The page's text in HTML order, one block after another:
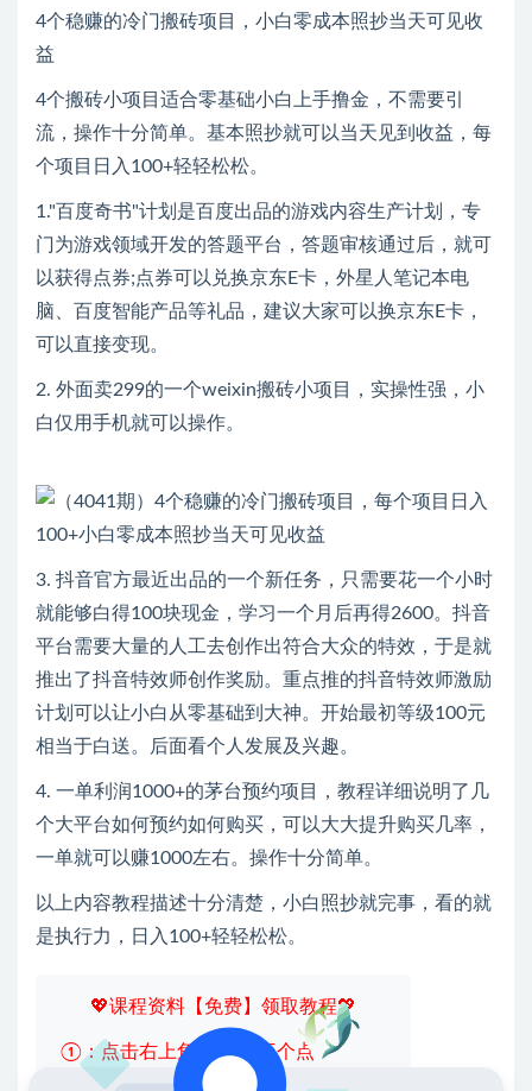
4个稳赚的冷门搬砖项目，小白零成本照抄当天可见收
益
4个搬砖小项目适合零基础小白上手撸金，不需要引
流，操作十分简单。基本照抄就可以当天见到收益，每
个项目日入100+轻轻松松。
1."百度奇书"计划是百度出品的游戏内容生产计划，专
门为游戏领域开发的答题平台，答题审核通过后，就可
以获得点券;点券可以兑换京东E卡，外星人笔记本电
脑、百度智能产品等礼品，建议大家可以换京东E卡，
可以直接变现。
2. 外面卖299的一个weixin搬砖小项目，实操性强，小
白仅用手机就可以操作。
3. 抖音官方最近出品的一个新任务，只需要花一个小时
就能够白得100块现金，学习一个月后再得2600。抖音
平台需要大量的人工去创作出符合大众的特效，于是就
推出了抖音特效师创作奖励。重点推的抖音特效师激励
计划可以让小白从零基础到大神。开始最初等级100元
相当于白送。后面看个人发展及兴趣。
4. 一单利润1000+的茅台预约项目，教程详细说明了几
个大平台如何预约如何购买，可以大大提升购买几率，
一单就可以赚1000左右。操作十分简单。
以上内容教程描述十分清楚，小白照抄就完事，看的就
是执行力，日入100+轻轻松松。
💖课程资料【免费】领取教程💖
①：点击右上角【 】三个点